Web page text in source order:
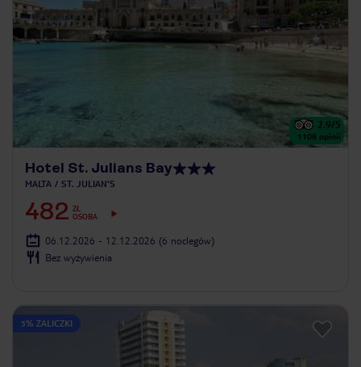
2.9/5
1108 opinii
Hotel St. Julians Bay
MALTA ST. JULIAN'S
482 ZŁ
OSOBA
06.12.2026 - 12.12.2026 (6 noclegów)
Bez wyżywienia
5% ZALICZKI